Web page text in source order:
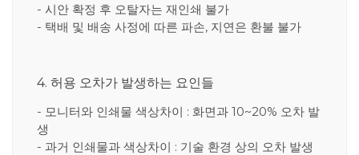
- 시안 확정 후 오탈자는 재인쇄 불가
- 택배 및 배송 사정에 따른 파손, 지연은 환불 불가
4. 허용 오차가 발생하는 요인들
- 모니터와 인쇄물 색상차이 : 화면과 10~20% 오차 발
생
- 과거 인쇄물과 색상차이 : 기술 환경 상의 오차 발생